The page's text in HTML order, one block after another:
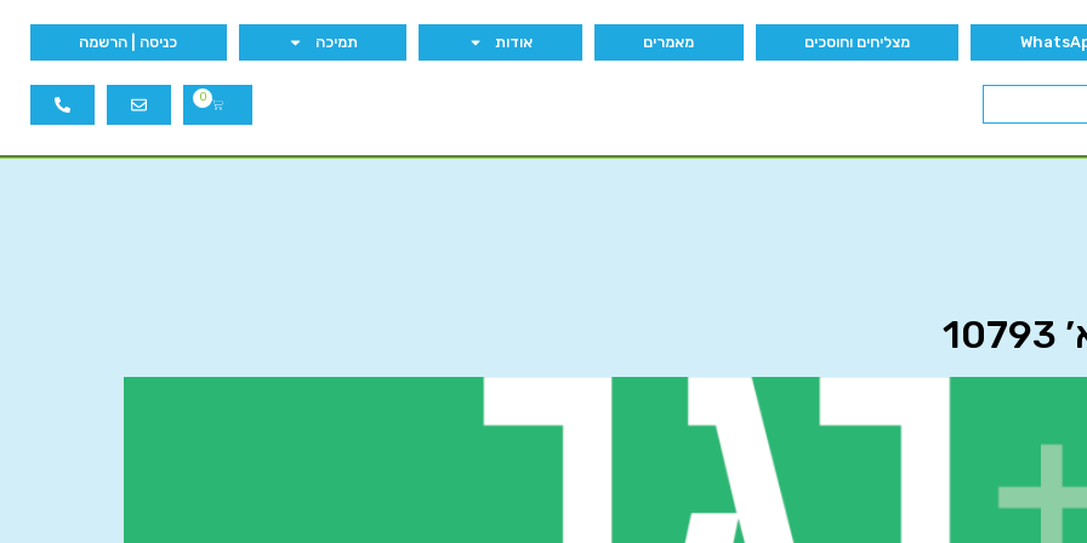
מצליחים וחוסכים מאמרים אודות תמיכה כניסה | הרשמה
0